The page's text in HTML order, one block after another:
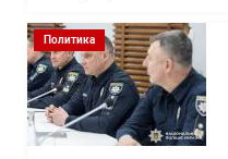
Политика